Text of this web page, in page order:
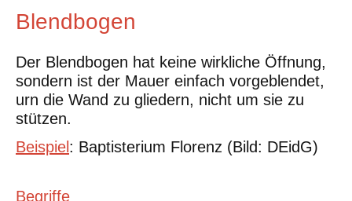
Blendbogen
Der Blendbogen hat keine wirkliche Öffnung,
sondern ist der Mauer einfach vorgeblendet,
urn die Wand zu gliedern, nicht um sie zu
stützen.
Beispiel : Baptisterium Florenz (Bild: DEidG)
Begriffe